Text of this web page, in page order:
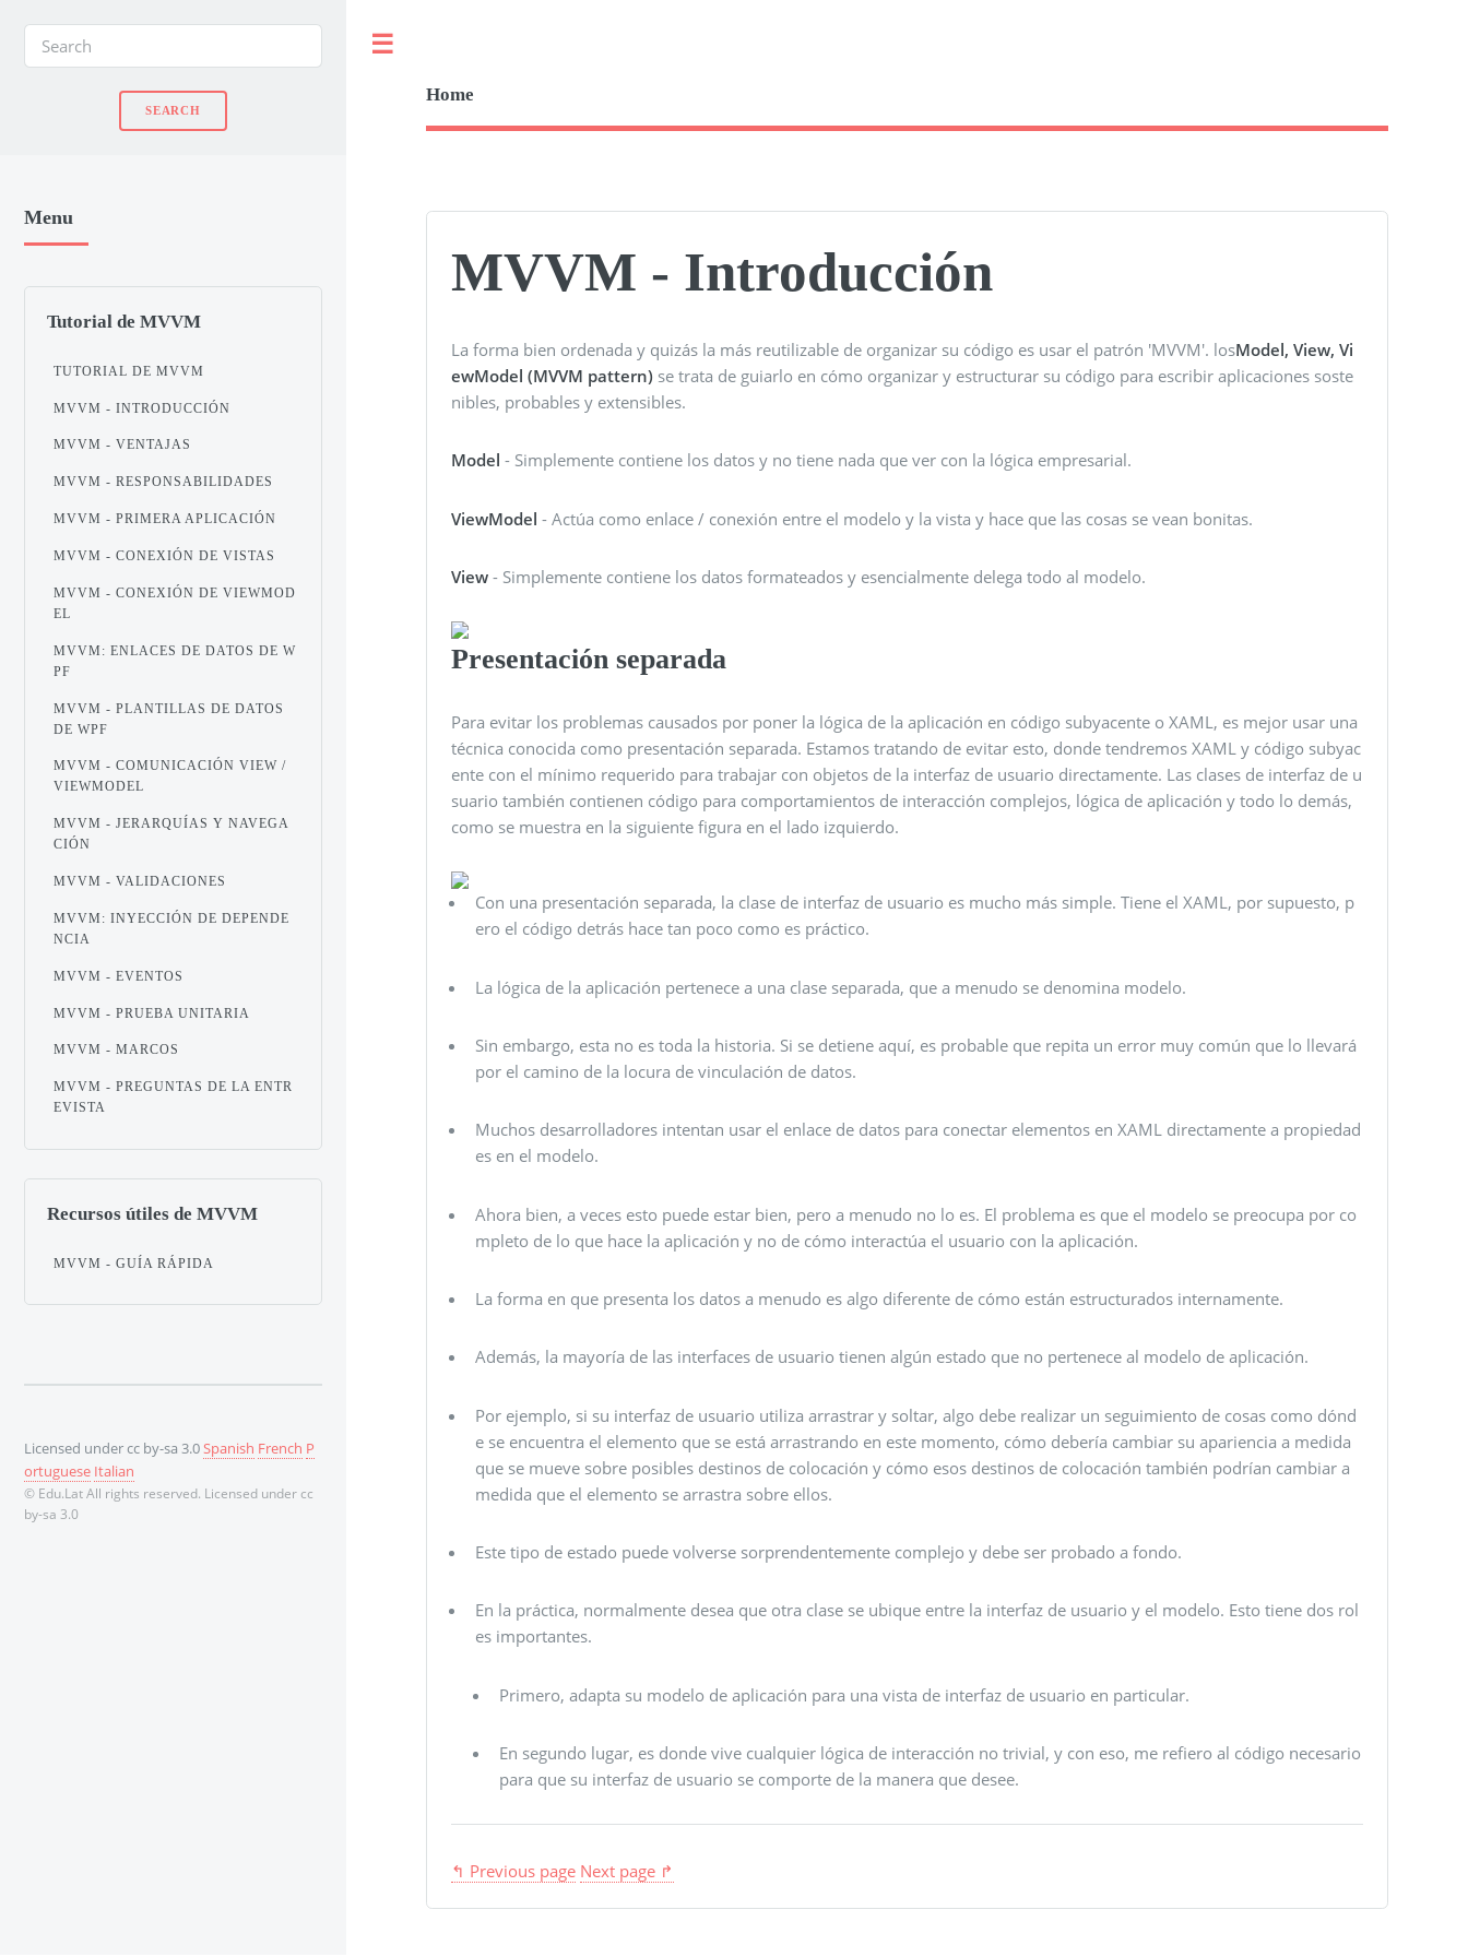
Home
MVVM - Introducción
La forma bien ordenada y quizás la más reutilizable de organizar su código es usar el patrón 'MVVM'. losModel, View, Vi
ewModel (MVVM pattern) se trata de guiarlo en cómo organizar y estructurar su código para escribir aplicaciones soste
nibles, probables y extensibles.
Model - Simplemente contiene los datos y no tiene nada que ver con la lógica empresarial.
ViewModel - Actúa como enlace / conexión entre el modelo y la vista y hace que las cosas se vean bonitas.
View - Simplemente contiene los datos formateados y esencialmente delega todo al modelo.
Presentación separada
Para evitar los problemas causados ​​por poner la lógica de la aplicación en código subyacente o XAML, es mejor usar una
técnica conocida como presentación separada. Estamos tratando de evitar esto, donde tendremos XAML y código subyac
ente con el mínimo requerido para trabajar con objetos de la interfaz de usuario directamente. Las clases de interfaz de u
suario también contienen código para comportamientos de interacción complejos, lógica de aplicación y todo lo demás,
como se muestra en la siguiente figura en el lado izquierdo.
Con una presentación separada, la clase de interfaz de usuario es mucho más simple. Tiene el XAML, por supuesto, p
ero el código detrás hace tan poco como es práctico.
La lógica de la aplicación pertenece a una clase separada, que a menudo se denomina modelo.
Sin embargo, esta no es toda la historia. Si se detiene aquí, es probable que repita un error muy común que lo llevará
por el camino de la locura de vinculación de datos.
Muchos desarrolladores intentan usar el enlace de datos para conectar elementos en XAML directamente a propiedad
es en el modelo.
Ahora bien, a veces esto puede estar bien, pero a menudo no lo es. El problema es que el modelo se preocupa por co
mpleto de lo que hace la aplicación y no de cómo interactúa el usuario con la aplicación.
La forma en que presenta los datos a menudo es algo diferente de cómo están estructurados internamente.
Además, la mayoría de las interfaces de usuario tienen algún estado que no pertenece al modelo de aplicación.
Por ejemplo, si su interfaz de usuario utiliza arrastrar y soltar, algo debe realizar un seguimiento de cosas como dónd
e se encuentra el elemento que se está arrastrando en este momento, cómo debería cambiar su apariencia a medida
que se mueve sobre posibles destinos de colocación y cómo esos destinos de colocación también podrían cambiar a
medida que el elemento se arrastra sobre ellos.
Este tipo de estado puede volverse sorprendentemente complejo y debe ser probado a fondo.
En la práctica, normalmente desea que otra clase se ubique entre la interfaz de usuario y el modelo. Esto tiene dos rol
es importantes.
Primero, adapta su modelo de aplicación para una vista de interfaz de usuario en particular.
En segundo lugar, es donde vive cualquier lógica de interacción no trivial, y con eso, me refiero al código necesario
para que su interfaz de usuario se comporte de la manera que desee.
↰ Previous page Next page ↱
Menu
Tutorial de MVVM
TUTORIAL DE MVVM
MVVM - INTRODUCCIÓN
MVVM - VENTAJAS
MVVM - RESPONSABILIDADES
MVVM - PRIMERA APLICACIÓN
MVVM - CONEXIÓN DE VISTAS
MVVM - CONEXIÓN DE VIEWMOD
EL
MVVM: ENLACES DE DATOS DE W
PF
MVVM - PLANTILLAS DE DATOS
DE WPF
MVVM - COMUNICACIÓN VIEW /
VIEWMODEL
MVVM - JERARQUÍAS Y NAVEGA
CIÓN
MVVM - VALIDACIONES
MVVM: INYECCIÓN DE DEPENDE
NCIA
MVVM - EVENTOS
MVVM - PRUEBA UNITARIA
MVVM - MARCOS
MVVM - PREGUNTAS DE LA ENTR
EVISTA
Recursos útiles de MVVM
MVVM - GUÍA RÁPIDA
Licensed under cc by-sa 3.0Spanish French P
ortuguese Italian
© Edu.Lat All rights reserved. Licensed under cc
by-sa 3.0